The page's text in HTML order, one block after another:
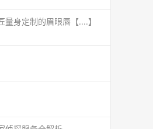
身定制的眉眼唇【....】